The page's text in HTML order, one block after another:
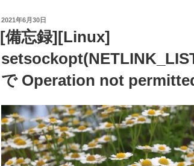
e
b
o
o
k
投
日:
2021年6月30日
[備忘録][Linux]
で Operation not